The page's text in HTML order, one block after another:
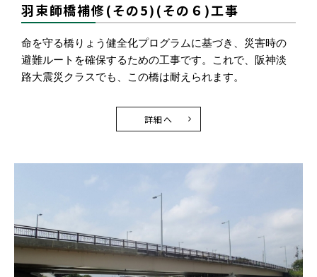
羽束師橋補修(その5)(その６)工事
命を守る橋りょう健全化プログラムに基づき、災害時の
避難ルートを確保するための工事です。これで、阪神淡
路大震災クラスでも、この橋は耐えられます。
詳細へ